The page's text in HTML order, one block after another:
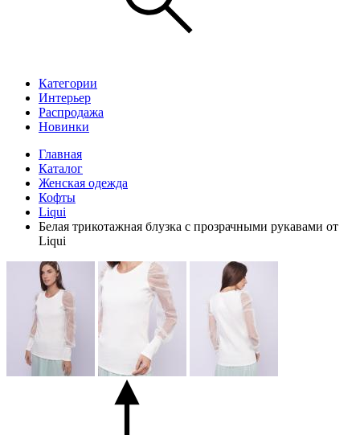
Категории
Интерьер
Распродажа
Новинки
Главная
Каталог
Женская одежда
Кофты
Liqui
Белая трикотажная блузка с прозрачными рукавами от
Liqui